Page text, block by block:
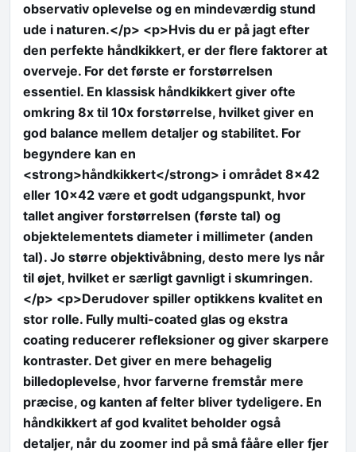
observativ oplevelse og en mindeværdig stund
ude i naturen.</p> <p>Hvis du er på jagt efter
den perfekte håndkikkert, er der flere faktorer at
overveje. For det første er forstørrelsen
essentiel. En klassisk håndkikkert giver ofte
omkring 8x til 10x forstørrelse, hvilket giver en
god balance mellem detaljer og stabilitet. For
begyndere kan en
<strong>håndkikkert</strong> i området 8×42
eller 10×42 være et godt udgangspunkt, hvor
tallet angiver forstørrelsen (første tal) og
objektelementets diameter i millimeter (anden
tal). Jo større objektivåbning, desto mere lys når
til øjet, hvilket er særligt gavnligt i skumringen.
</p> <p>Derudover spiller optikkens kvalitet en
stor rolle. Fully multi-coated glas og ekstra
coating reducerer refleksioner og giver skarpere
kontraster. Det giver en mere behagelig
billedoplevelse, hvor farverne fremstår mere
præcise, og kanten af felter bliver tydeligere. En
håndkikkert af god kvalitet beholder også
detaljer, når du zoomer ind på små fååre eller fjer